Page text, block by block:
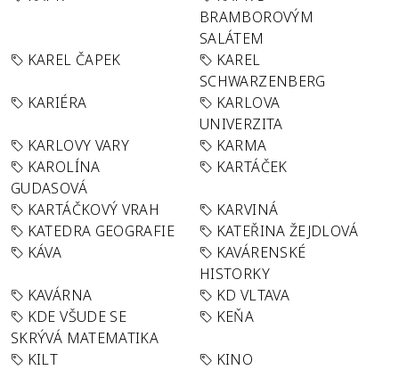
BRAMBOROVÝM
SALÁTEM
KAREL ČAPEK
KAREL
SCHWARZENBERG
KARIÉRA
KARLOVA
UNIVERZITA
KARLOVY VARY
KARMA
KAROLÍNA
GUDASOVÁ
KARTÁČEK
KARTÁČKOVÝ VRAH
KARVINÁ
KATEDRA GEOGRAFIE
KATEŘINA ŽEJDLOVÁ
KÁVA
KAVÁRENSKÉ
HISTORKY
KAVÁRNA
KD VLTAVA
KDE VŠUDE SE
SKRÝVÁ MATEMATIKA
KEŇA
KILT
KINO